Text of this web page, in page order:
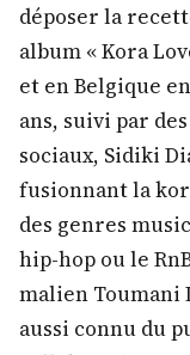
déposer la
album « Kora
et en Belgique
ans, suivi par
sociaux, Sidiki
fusionnant la
des genres
hip-hop ou le
malien Toumani
aussi connu du